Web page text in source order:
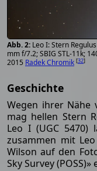
Leo I: Stern
mm f/7.2; SBIG STL-11k;
2015 Radek Chromik [32]
Geschichte
Wegen ihrer Nähe
mag hellen Stern
Leo I (UGC 5470)
zusammen mit
Wilson auf den
Sky Survey (POSS)»